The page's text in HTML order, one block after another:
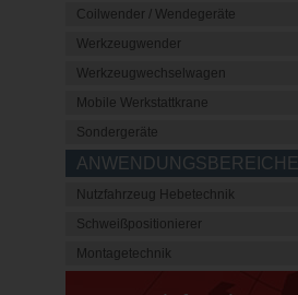
Coilwender / Wendegeräte
Werkzeugwender
Werkzeugwechselwagen
Mobile Werkstattkrane
Sondergeräte
ANWENDUNGSBEREICHE
Nutzfahrzeug Hebetechnik
Schweißpositionierer
Montagetechnik